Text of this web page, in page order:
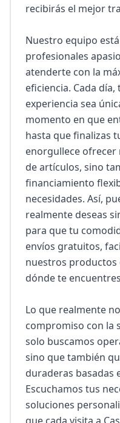
recibirás el mejor
Nuestro equipo
profesionales
atenderte con la
eficiencia. Cada
experiencia sea
momento en que
hasta que finalizas
enorgullece ofrecer
de artículos, sino
financiamiento
necesidades. Así,
realmente deseas
para que tu
envíos gratuitos,
nuestros
dónde te
Lo que realmente
compromiso con la
solo buscamos
sino que también
duraderas basadas
Escuchamos tus
soluciones